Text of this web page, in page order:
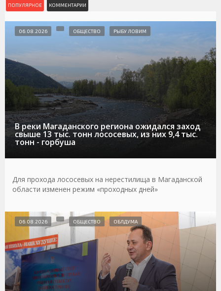
ПОПУЛЯРНОЕ КОММЕНТАРИИ
В реки Магаданского региона ожидался заход
свыше 13 тыс. тонн лососевых, из них 9,4 тыс.
тонн - горбуша
06.08.2026 ОБЩЕСТВО РЫБУ ЛОВИМ
Для прохода лососевых на нерестилища в Магаданской
области изменен режим «проходных дней»
06.08.2026 ОБЩЕСТВО ОБЛДУМА